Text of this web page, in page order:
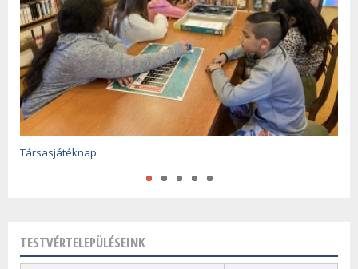
Társasjátéknap
Szalagavató ünnepség
Farsang a zeneiskolában
A magyar kultúra napja
Óévértékelő és újévköszöntő 2025-2026
TESTVÉRTELEPÜLÉSEINK